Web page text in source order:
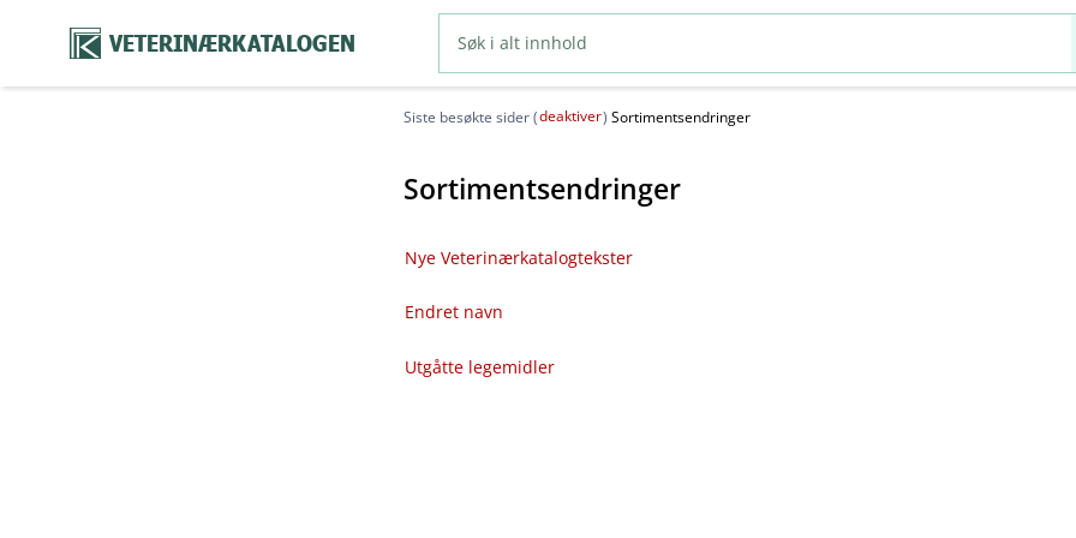
VETERINÆRKATALOGEN
Siste besøkte sider (deaktiver) Sortimentsendringer
Sortimentsendringer
Nye Veterinærkatalogtekster
Endret navn
Utgåtte legemidler